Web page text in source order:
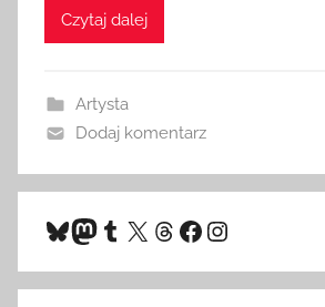
Czytaj dalej
Artysta
Dodaj komentarz
Bluesky
Mastodon
Tumblr
X Threads
Facebook
Instagram